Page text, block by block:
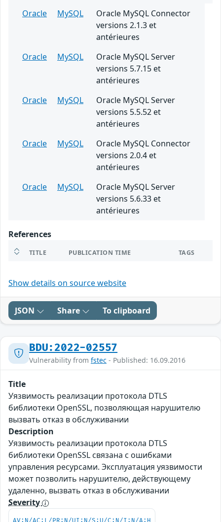
Oracle MySQL
Oracle MySQL Connector
versions 2.1.3 et
antérieures
Oracle
MySQL
Oracle MySQL Server
versions 5.7.15 et
antérieures
Oracle
MySQL
Oracle MySQL Server
versions 5.5.52 et
antérieures
Oracle
MySQL
Oracle MySQL Connector
versions 2.0.4 et
antérieures
Oracle
MySQL
Oracle MySQL Server
versions 5.6.33 et
antérieures
References
TITLE PUBLICATION TIME TAGS
Show details on source website
JSON Share To clipboard
BDU:2022-02557
Vulnerability from fstec - Published: 16.09.2016
Title
Уязвимость реализации протокола DTLS
библиотеки OpenSSL, позволяющая нарушителю
вызвать отказ в обслуживании
Description
Уязвимость реализации протокола DTLS
библиотеки OpenSSL связана с ошибками
управления ресурсами. Эксплуатация уязвимости
может позволить нарушителю, действующему
удаленно, вызвать отказ в обслуживании
Severity